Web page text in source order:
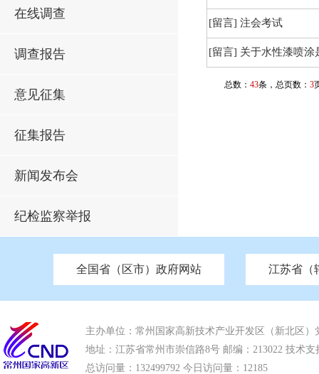
在线调查
调查报告
意见征集
征集报告
新闻发布会
纪检监察举报
[留言] 注会考试
[留言] 关于水性漆喷涂
总数： 43条，总页数： 3
全国省（区市）政府网站
北京 天津 重庆 河南 河北 山西
江苏省（
中国江苏 南京市政府 苏州市政府 无锡
市发改委 市工信局 市教育局 市科技局 市
市应急管理局 市审计局 市外事办 市生态
主办单位：常州国家高新技术产业开发区（新北区）
地址：江苏省常州市崇信路8号 邮编：213022 技术支
总访问量： 132499792 今日访问量： 12185